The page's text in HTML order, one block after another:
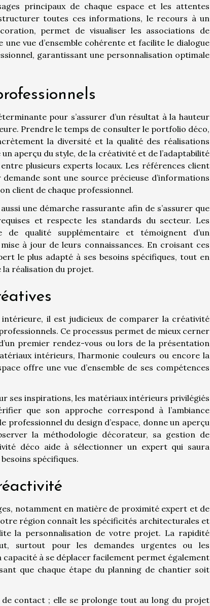
principaux de chaque espace et les attentes
toutes ces informations, le recours à un
permet de visualiser les associations de
vue d’ensemble cohérente et facilite le dialogue
garantissant une personnalisation optimale
pour s’assurer d’un résultat à la hauteur
Prendre le temps de consulter le portfolio déco,
la diversité et la qualité des réalisations
aperçu du style, de la créativité et de l’adaptabilité
plusieurs experts locaux. Les références client
sont une source précieuse d’informations
client de chaque professionnel.
une démarche rassurante afin de s’assurer que
et respecte les standards du secteur. Les
qualité supplémentaire et témoignent d’un
à jour de leurs connaissances. En croisant ces
le plus adapté à ses besoins spécifiques, tout en
la réalisation du projet.
il est judicieux de comparer la créativité
Ce processus permet de mieux cerner
premier rendez-vous ou lors de la présentation
intérieurs, l’harmonie couleurs ou encore la
offre une vue d’ensemble de ses compétences
ses inspirations, les matériaux intérieurs privilégiés
que son approche correspond à l’ambiance
du design d’espace, donne un aperçu
la méthodologie décorateur, sa gestion de
déco aide à sélectionner un expert qui saura
spécifiques.
notamment en matière de proximité expert et de
région connaît les spécificités architecturales et
la personnalisation de votre projet. La rapidité
surtout pour les demandes urgentes ou les
à se déplacer facilement permet également
que chaque étape du planning de chantier soit
contact ; elle se prolonge tout au long du projet